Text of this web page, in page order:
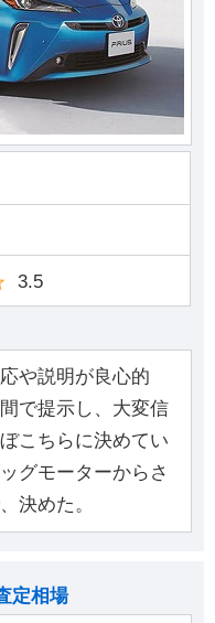
3.5
や説明が良心的
で提示し、大変信
こちらに決めてい
グモーターからさ
決めた。
定相場